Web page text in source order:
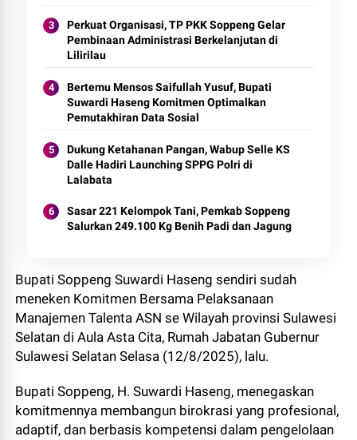
Perkuat Organisasi, TP PKK Soppeng Gelar
Pembinaan Administrasi Berkelanjutan di
Lilirilau
Bertemu Mensos Saifullah Yusuf, Bupati
Suwardi Haseng Komitmen Optimalkan
Pemutakhiran Data Sosial
Dukung Ketahanan Pangan, Wabup Selle KS
Dalle Hadiri Launching SPPG Polri di
Lalabata
Sasar 221 Kelompok Tani, Pemkab Soppeng
Salurkan 249.100 Kg Benih Padi dan Jagung
Bupati Soppeng Suwardi Haseng sendiri sudah
meneken Komitmen Bersama Pelaksanaan
Manajemen Talenta ASN se Wilayah provinsi Sulawesi
Selatan di Aula Asta Cita, Rumah Jabatan Gubernur
Sulawesi Selatan Selasa (12/8/2025), lalu.
Bupati Soppeng, H. Suwardi Haseng, menegaskan
komitmennya membangun birokrasi yang profesional,
adaptif, dan berbasis kompetensi dalam pengelolaan